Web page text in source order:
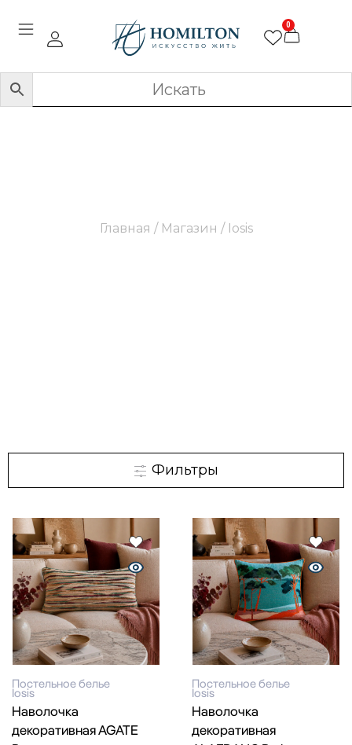
0
Главная / Магазин / Iosis
Фильтры
Постельное белье
Iosis
Наволочка
декоративная AGATE
Постельное белье
Iosis
Наволочка
декоративная